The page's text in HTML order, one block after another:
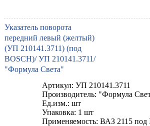
Указатель поворота
передний левый (желтый)
(УП 210141.3711) (под
BOSCH)/ УП 210141.3711/
"Формула Света"
Артикул: УП 210141.3711
Производитель: "Формула
Ед.изм.: шт
Упаковка: 1 шт
Применяемость: ВАЗ 2115 под